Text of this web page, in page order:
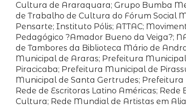
Cultura de Araraquara; Grupo Bumba
de Trabalho de Cultura do Fórum Social
Pensarte; Instituto Pólis; ATTAC;
Pedagógico ?Amador Bueno da Veiga?;
de Tambores da Biblioteca Mário de
Municipal de Araras; Prefeitura
Piracicaba; Prefeitura Municipal de
Municipal de Santa Gertrudes; Prefeitura
Rede de Escritoras Latino Américas;
Cultura; Rede Mundial de Artistas em